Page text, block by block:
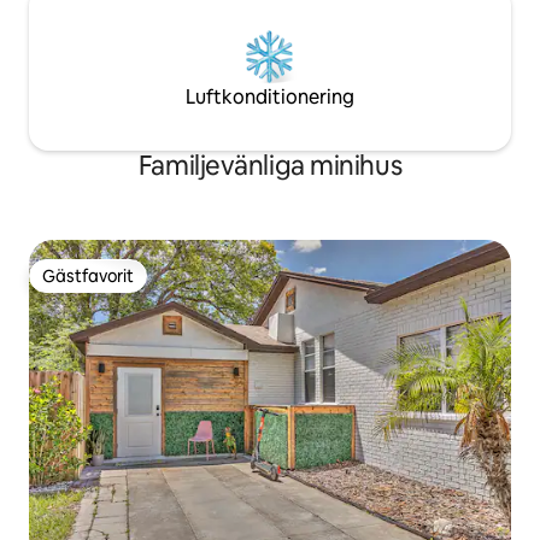
Luftkonditionering
Familjevänliga minihus
Gästfavorit
Gästfavorit